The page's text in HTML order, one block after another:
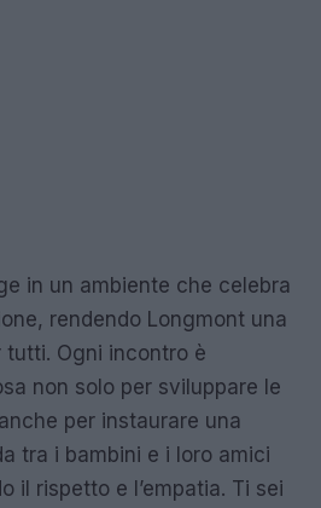
in un ambiente che celebra
rendendo Longmont una
Ogni incontro è
non solo per sviluppare le
per instaurare una
tra i bambini e i loro amici
il rispetto e l’empatia. Ti sei